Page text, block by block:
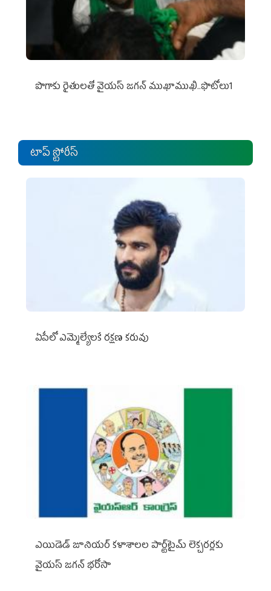
పొగాకు రైతుల‌తో వైయ‌స్ జ‌గ‌న్ ముఖాముఖి..ఫొటోలు1
టాప్ స్టోరీస్
ఏపీలో ఎమ్మెల్యేల‌కే ర‌క్ష‌ణ క‌రువు
ఎయిడెడ్‌ జూనియర్‌ కళాశాలల పార్ట్‌టైమ్‌ లెక్చరర్లకు
వైయ‌స్ జగన్ భరోసా